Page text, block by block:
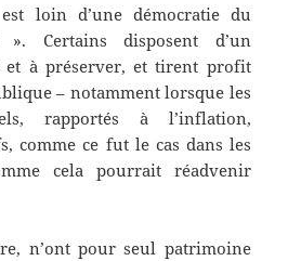
loin d’une démocratie du
Certains disposent d’un
et à préserver, et tirent profit
– notamment lorsque les
rapportés à l’inflation,
comme ce fut le cas dans les
cela pourrait réadvenir
n’ont pour seul patrimoine